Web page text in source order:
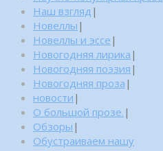
Наш взгляд |
Новеллы |
Новеллы и эссе |
Новогодняя лирика |
Новогодняя поэзия |
Новогодняя проза |
новости |
О большой прозе. |
Обзоры |
Обустраиваем нашу